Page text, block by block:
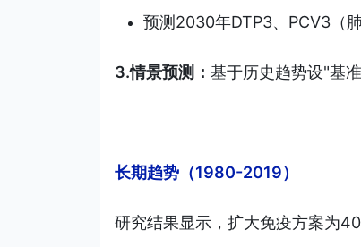
预测2030年DTP3、PCV3（
3.情景预测： 基于历史趋势设"基
长期趋势（1980-2019）
研究结果显示，扩大免疫方案为